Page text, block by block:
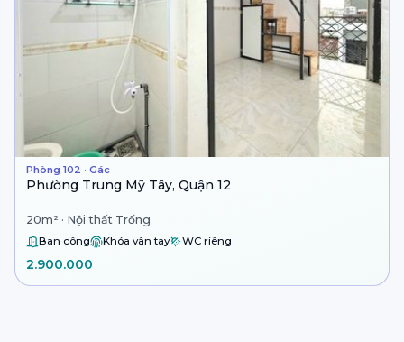
Phòng 102 · Gác
Phường Trung Mỹ Tây, Quận 12
20m² · Nội thất Trống
Ban công Khóa vân tay WC riêng
2.900.000